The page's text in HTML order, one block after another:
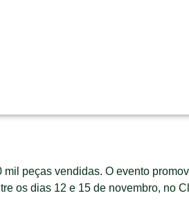
peças vendidas. O evento
os dias 12 e 15 de novembro, no